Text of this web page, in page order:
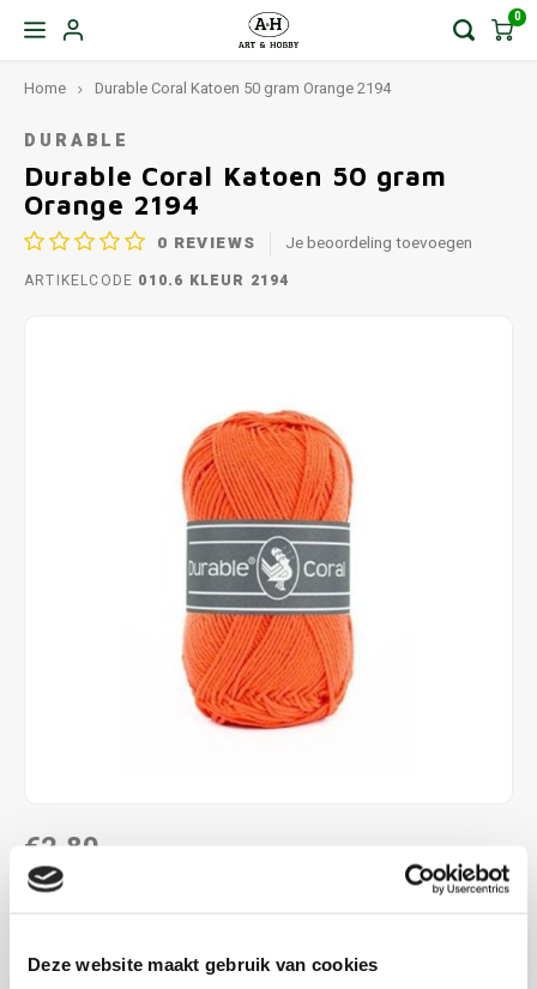
Deze website maakt gebruik van cookies
0
Home Durable Coral Katoen 50 gram Orange 2194
DURABLE
Durable Coral Katoen 50 gram
Orange 2194
0 REVIEWS Je beoordeling toevoegen
ARTIKELCODE 010.6 KLEUR 2194
€2,80
DIRECT LEVERBAAR
100 % katoen naalddikte: 2,5 - 3,0 mm Lees meer